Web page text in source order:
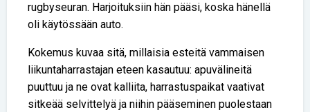
rugbyseuran. Harjoituksiin hän pääsi, koska hänellä
oli käytössään auto.
Kokemus kuvaa sitä, millaisia esteitä vammaisen
liikuntaharrastajan eteen kasautuu: apuvälineitä
puuttuu ja ne ovat kalliita, harrastuspaikat vaativat
sitkeää selvittelyä ja niihin pääseminen puolestaan